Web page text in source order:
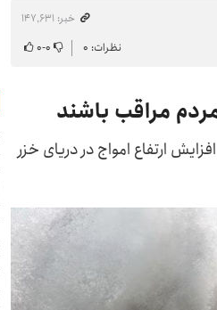
خبر: ۱۴۷٬۶۳۱
نظرات: ۰ ۰-۰
مراقب باشند
ارتفاع امواج در دریای خزر